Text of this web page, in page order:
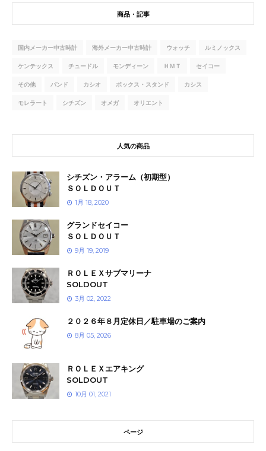
商品・記事
国内メーカー中古時計 海外メーカー中古時計 ウォッチ ルミノックス
ケンテックス チュードル モンディーン ＨＭＴ セイコー
その他 バンド カシオ ボックス・スタンド カシス
モレラート シチズン オメガ オリエント
人気の商品
シチズン・アラーム（初期型）
ＳＯＬＤＯＵＴ
1月 18, 2020
グランドセイコー
ＳＯＬＤＯＵＴ
9月 19, 2019
ＲＯＬＥＸサブマリーナ
SOLDOUT
3月 02, 2022
２０２６年８月定休日／駐車場のご案内
8月 05, 2026
ＲＯＬＥＸエアキング
SOLDOUT
10月 01, 2021
ページ